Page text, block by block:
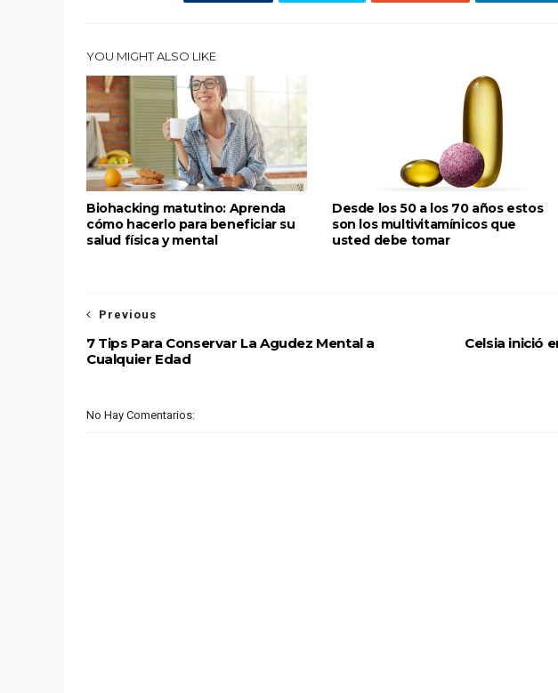
YOU MIGHT ALSO LIKE
Biohacking matutino: Aprenda
cómo hacerlo para beneficiar su
salud física y mental
Desde los 50 a los 70 años estos
son los multivitamínicos que
usted debe tomar
Celsia inició
Previous
7 Tips Para Conservar La Agudez Mental a
Cualquier Edad
No Hay Comentarios: